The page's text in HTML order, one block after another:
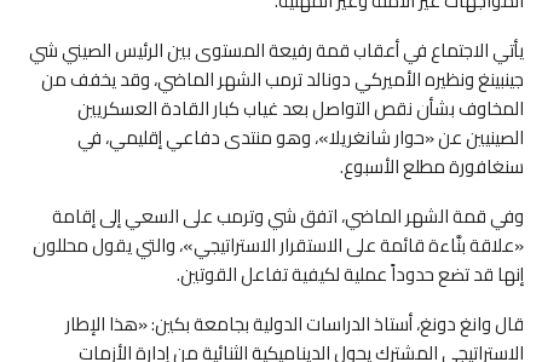
يأتي الاجتماع في أعقاب قمة رفيعة المستوى بين الرئيس الصيني شي
جينبينغ ونظيره الأميركي دونالد ترمب الشهر الماضي، وقد يخفف من
المخاوف بشأن نقص التواصل بعد غياب كبار القادة العسكريين
الصينيين عن «حوار شانغريلا»، وهو منتدى دفاعي إقليمي، في
سنغافورة مطلع الأسبوع.
وفي قمة الشهر الماضي، اتفق شي وترمب على السعي إلى إقامة
«علاقة بنَّاءة قائمة على الاستقرار الاستراتيجي»، والتي يقول محللون
إنها قد تضع حدوداً عملية لكيفية تفاعل القوتين.
قال وانغ دونغ، أستاذ الدراسات الدولية بجامعة بكين: «هذا الإطار
الاستراتيجي المشترك يحول الديناميكية الثنائية من إدارة الأزمات